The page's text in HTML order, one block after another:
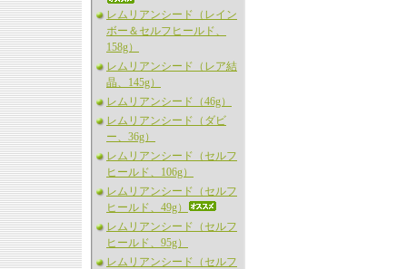
レムリアンシード（レイン
ボー＆セルフヒールド、
158g）
レムリアンシード（レア結
晶、145g）
レムリアンシード（46g）
レムリアンシード（ダビ
ー、36g）
レムリアンシード（セルフ
ヒールド、106g）
レムリアンシード（セルフ
ヒールド、49g）
レムリアンシード（セルフ
ヒールド、95g）
レムリアンシード（セルフ